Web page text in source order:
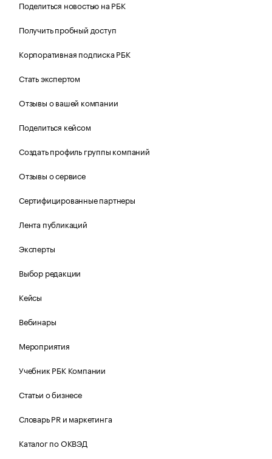
Поделиться новостью на РБК
Получить пробный доступ
Корпоративная подписка РБК
Стать экспертом
Отзывы о вашей компании
Поделиться кейсом
Создать профиль группы компаний
Отзывы о сервисе
Сертифицированные партнеры
Лента публикаций
Эксперты
Выбор редакции
Кейсы
Вебинары
Мероприятия
Учебник РБК Компании
Статьи о бизнесе
Словарь PR и маркетинга
Каталог по ОКВЭД